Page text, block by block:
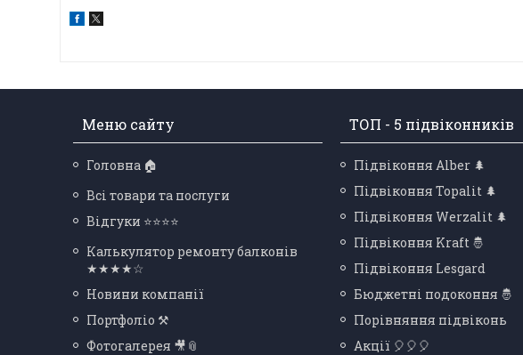
Меню сайту
Головна 🏠
Всі товари та послуги
Відгуки ⭐⭐⭐⭐
Калькулятор ремонту балконів
★★★★☆
Новини компанії
Портфоліо ⚒
Фотогалерея 🎥📎
ТОП - 5 підвіконників
Підвіконня Alber 🌲
Підвіконня Topalit 🌲
Підвіконня Werzalit 🌲
Підвіконня Kraft 🤴
Підвіконня Lesgard
Бюджетні подоконня 🤴
Порівняння підвіконь
Акції 🎈🎈🎈